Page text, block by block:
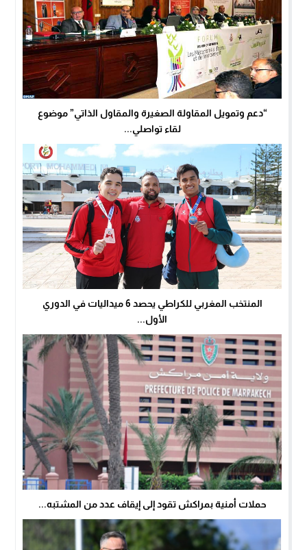
“دعم وتمويل المقاولة الصغيرة والمقاول الذاتي” موضوع
لقاء تواصلي...
المنتخب المغربي للكراطي يحصد 6 ميداليات في الدوري
الأول...
حملات أمنية بمراكش تقود إلى إيقاف عدد من المشتبه...